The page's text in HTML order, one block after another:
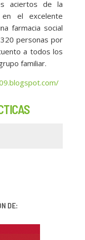
aciertos de la
el excelente
farmacia social
personas por
a todos los
familiar.
DE: